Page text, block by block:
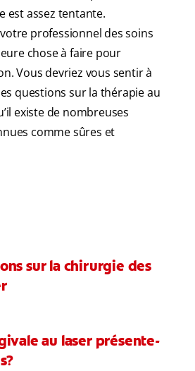
est assez tentante.
professionnel des soins
chose à faire pour
Vous devriez vous sentir à
questions sur la thérapie au
existe de nombreuses
comme sûres et
sur la chirurgie des
au laser présente-